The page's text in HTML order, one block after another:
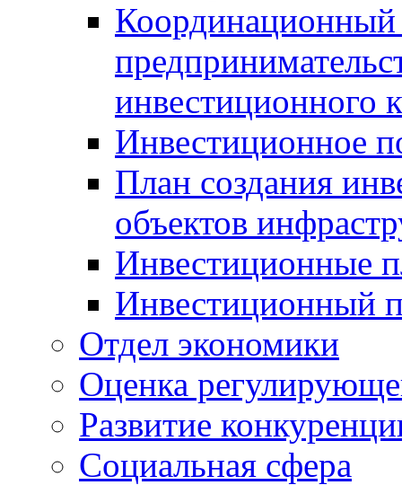
Координационный
инвестиционного
Инвестиционное
План создания
объектов
Инвестиционные
Инвестиционный
Отдел экономики
Оценка
Развитие
Социальная сфера